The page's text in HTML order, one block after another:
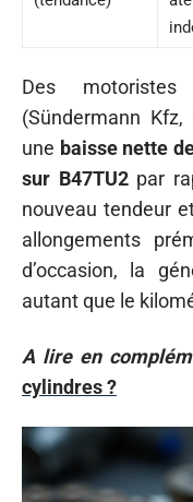
Des motoristes
(Sündermann
une baisse nette
sur B47TU2par
nouveau tendeur
allongements
d’occasion, la
autant que le
A lire en
cylindres ?